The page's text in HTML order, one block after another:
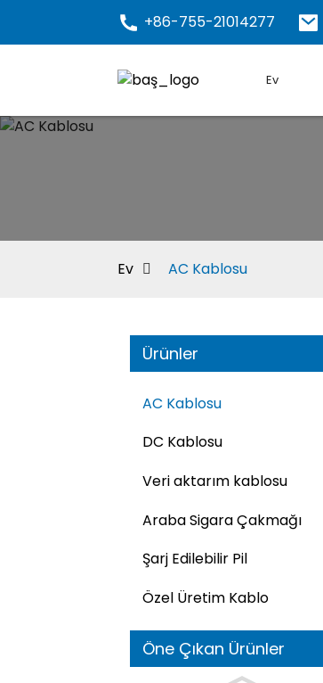
+86-755-21014277
Ev
Ev AC Kablosu
Ürünler
AC Kablosu
DC Kablosu
Veri aktarım kablosu
Araba Sigara Çakmağı
Şarj Edilebilir Pil
Özel Üretim Kablo
Öne Çıkan Ürünler